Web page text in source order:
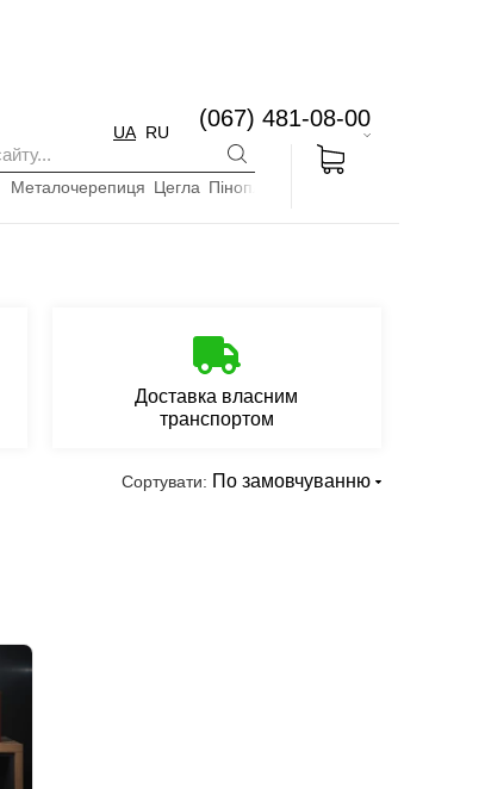
Металочерепиця Цегла Пінопласт
(067) 481-08-00
UA RU
Доставка власним
транспортом
Сортувати: По замовчуванню